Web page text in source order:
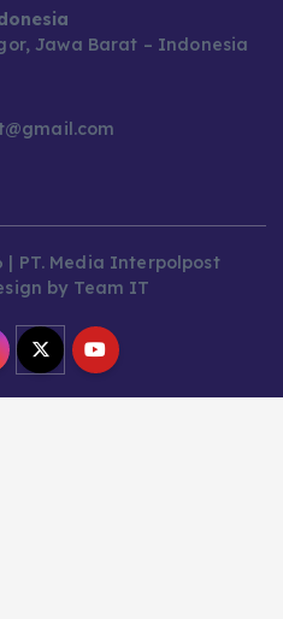
Jawa Barat – Indonesia
| PT. Media Interpolpost
by Team IT